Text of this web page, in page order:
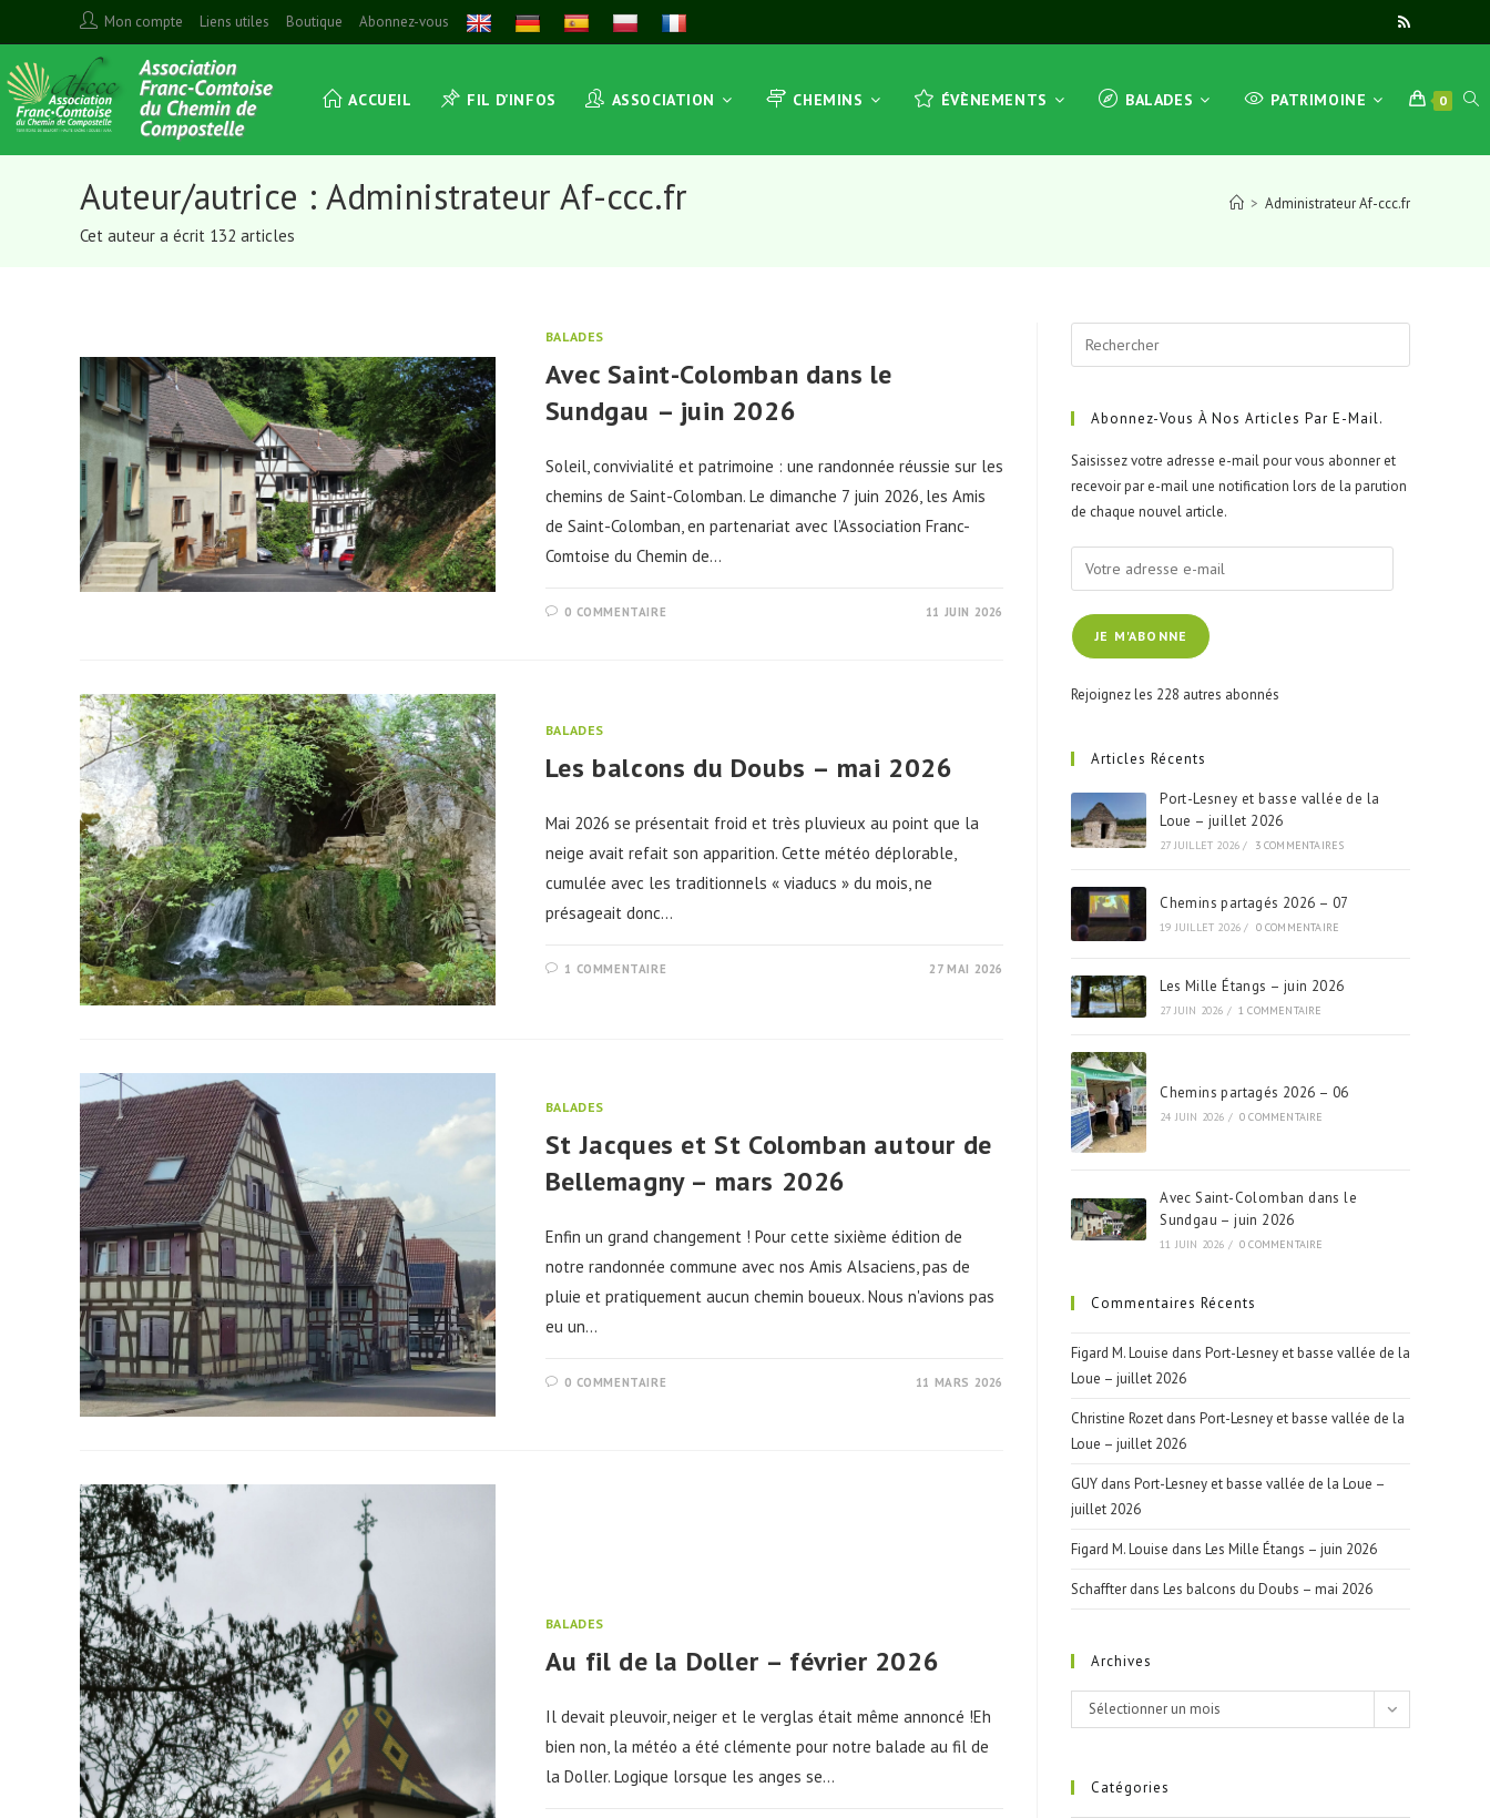
to
content
Mon compte Liens utiles Boutique Abonnez-vous
ACCUEIL FIL D’INFOS ASSOCIATION CHEMINS ÉVÈNEMENTS BALADES PATRIMOINE 0
Auteur/autrice : Administrateur Af-ccc.fr
Cet auteur a écrit 132 articles
> Administrateur Af-ccc.fr
BALADES
Avec Saint-Colomban dans le
Sundgau – juin 2026
Soleil, convivialité et patrimoine : une randonnée réussie sur les
chemins de Saint-Colomban. Le dimanche 7 juin 2026, les Amis
de Saint-Colomban, en partenariat avec l’Association Franc-
Comtoise du Chemin de…
0 COMMENTAIRE 11 JUIN 2026
BALADES
Les balcons du Doubs – mai 2026
Mai 2026 se présentait froid et très pluvieux au point que la
neige avait refait son apparition. Cette météo déplorable,
cumulée avec les traditionnels « viaducs » du mois, ne
présageait donc…
1 COMMENTAIRE 27 MAI 2026
BALADES
St Jacques et St Colomban autour de
Bellemagny – mars 2026
Enfin un grand changement ! Pour cette sixième édition de
notre randonnée commune avec nos Amis Alsaciens, pas de
pluie et pratiquement aucun chemin boueux. Nous n'avions pas
eu un…
0 COMMENTAIRE 11 MARS 2026
BALADES
Au fil de la Doller – février 2026
Il devait pleuvoir, neiger et le verglas était même annoncé !Eh
bien non, la météo a été clémente pour notre balade au fil de
la Doller. Logique lorsque les anges se…
Escape
Abonnez-Vous À Nos Articles Par E-Mail.
Saisissez votre adresse e-mail pour vous abonner et
recevoir par e-mail une notification lors de la parution
de chaque nouvel article.
Votre
adresse
e-
mailJE M'ABONNE
Rejoignez les 228 autres abonnés
Articles Récents
Port-Lesney et basse vallée de la
Loue – juillet 2026
27 JUILLET 2026 / 3 COMMENTAIRES
Chemins partagés 2026 – 07
19 JUILLET 2026 / 0 COMMENTAIRE
Les Mille Étangs – juin 2026
27 JUIN 2026 / 1 COMMENTAIRE
Chemins partagés 2026 – 06
24 JUIN 2026 / 0 COMMENTAIRE
Avec Saint-Colomban dans le
Sundgau – juin 2026
11 JUIN 2026 / 0 COMMENTAIRE
Commentaires Récents
Figard M. Louise dans Port-Lesney et basse vallée de la
Loue – juillet 2026
Christine Rozet dans Port-Lesney et basse vallée de la
Loue – juillet 2026
GUY dans Port-Lesney et basse vallée de la Loue –
juillet 2026
Figard M. Louise dans Les Mille Étangs – juin 2026
Schaffter dans Les balcons du Doubs – mai 2026
Archives
Archives
Sélectionner un mois
Catégories